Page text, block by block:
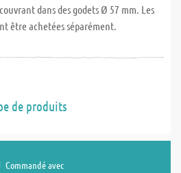
dans des godets Ø 57 mm. Les
être achetées séparément.
de produits
Commandé avec